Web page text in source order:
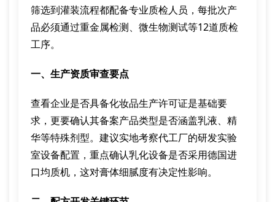
筛选到灌装流程都配备专业质检人员，每批次产
品必须通过重金属检测、微生物测试等12道质检
工序。
一、生产资质审查要点
查看企业是否具备化妆品生产许可证是基础要
求，更要确认其备案产品类型是否涵盖乳液、精
华等特殊剂型。建议实地考察代工厂的研发实验
室设备配置，重点确认乳化设备是否采用德国进
口均质机，这对膏体细腻度有决定性影响。